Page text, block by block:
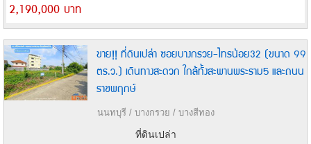
2,190,000 บาท
ขาย!! ที่ดินเปล่า ซอยบางกรวย-ไทรน้อย32 (ขนาด 99
ตร.ว.) เดินทางสะดวก ใกล้ทั้งสะพานพระราม5 และถนน
ราชพฤกษ์
นนทบุรี / บางกรวย / บางสีทอง
ที่ดินเปล่า